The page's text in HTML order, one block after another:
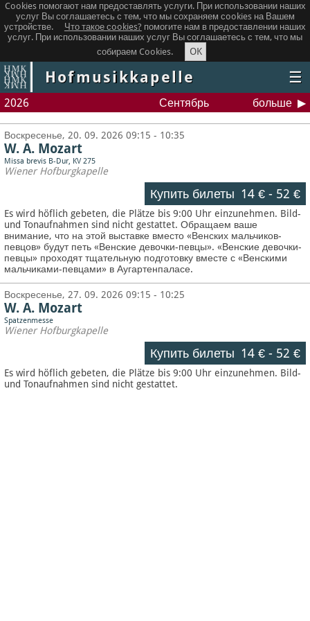
Cookies помогают нам предоставлять услуги. При использовании наших
услуг Вы соглашаетесь с тем, что мы сохраняем сookies на Вашем
устройстве.
Что такое сookies? помогите нам в предоставлении наших
услуг. При использовании наших услуг Вы соглашаетесь с тем, что мы
собираем Cookies.
OK
Hofmusikkapelle ☰
2026 Сентябрь больше
Воскресенье, 20. 09. 2026 09:15 - 10:35
W. A. Mozart
Missa brevis B-Dur, KV 275
Wiener Hofburgkapelle
Купить билеты 14 €- 52 €
Es wird höflich gebeten, die Plätze bis 9:00 Uhr einzunehmen. Bild-
und Tonaufnahmen sind nicht gestattet.Обращаем ваше
внимание, что на этой выставке вместо «Венских мальчиков-
певцов» будут петь «Венские девочки-певцы». «Венские девочки-
певцы» проходят тщательную подготовку вместе с «Венскими
мальчиками-певцами» в Аугартенпаласе.
Воскресенье, 27. 09. 2026 09:15 - 10:25
W. A. Mozart
Spatzenmesse
Wiener Hofburgkapelle
Купить билеты 14 €- 52 €
Es wird höflich gebeten, die Plätze bis 9:00 Uhr einzunehmen. Bild-
und Tonaufnahmen sind nicht gestattet.